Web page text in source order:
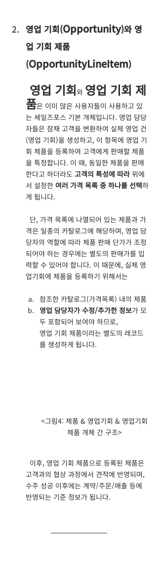
영업 기회(Opportunity)와 영
업 기회 제품
(OpportunityLineItem)
영업 기회와 영업 기회 제
품은 이미 많은 사용자들이 사용하고 있
는 세일즈포스 기본 개체입니다. 영업 담당
자들은 잠재 고객을 변환하여 실제 영업 건
(영업 기회)을 생성하고, 이 항목에 영업 기
회 제품을 등록하여 고객에게 판매할 제품
을 특정합니다. 이 때, 동일한 제품을 판매
한다고 하더라도 고객의 특성에 따라 위에
서 설정한 여러 가격 목록 중 하나를 선택하
게 됩니다.
격은 일종의 카탈로그에 해당하며, 영업 담
당자의 역할에 따라 제품 판매 단가가 조정
되어야 하는 경우에는 별도의 판매가를 입
력할 수 있어야 합니다. 이 때문에, 실제 영
업기회에 제품을 등록하기 위해서는
참조한 카탈로그(가격목록) 내의 제품
영업 담당자가 수정/추가한 정보가 모
두 포함되어 보여야 하므로,
영업 기회 제품이라는 별도의 레코드
를 생성하게 됩니다.
<그림4: 제품 & 영업기회 & 영업기회
제품 개체 간 구조>
고객과의 협상 과정에서 견적에 반영되며,
수주 성공 이후에는 계약/주문/매출 등에
반영되는 기준 정보가 됩니다.